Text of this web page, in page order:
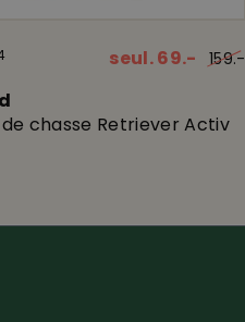
seul. 69.- 159.-
chasse Retriever Activ